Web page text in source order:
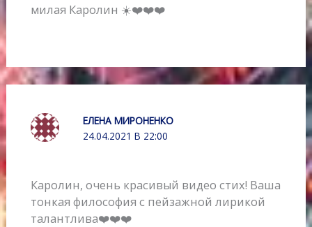
милая Каролин ☀️❤️❤️❤️
ЕЛЕНА МИРОНЕНКО
24.04.2021 В 22:00
Каролин, очень красивый видео стих! Ваша
тонкая философия с пейзажной лирикой
талантлива❤️❤️❤️